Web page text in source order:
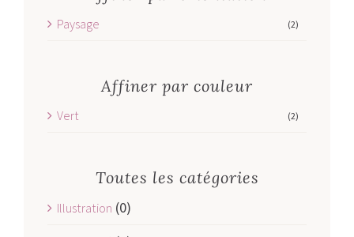
Paysage (2)
Affiner par couleur
Vert (2)
Toutes les catégories
Illustration (0)